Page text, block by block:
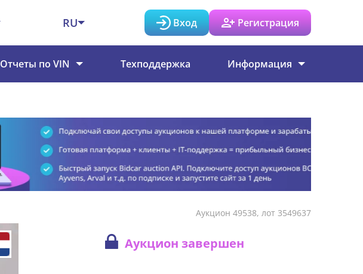
RU Вход Регистрация
Отчеты по VIN Техподдержка Информация
Аукцион 49538, лот 3549637
Аукцион завершен